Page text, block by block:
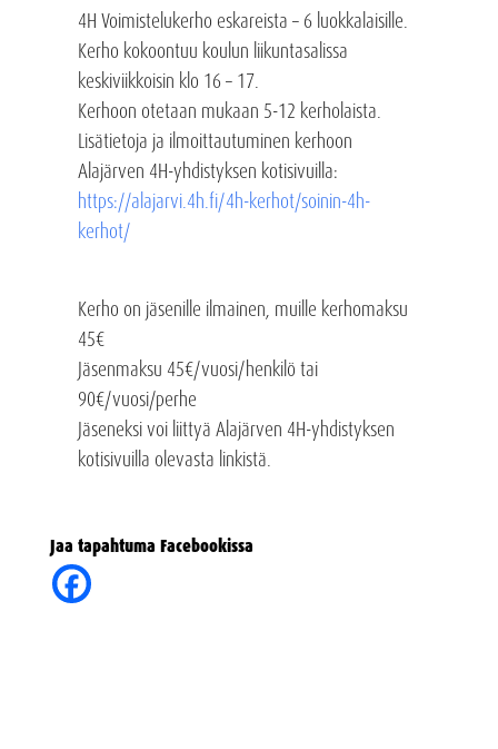
4H Voimistelukerho eskareista – 6 luokkalaisille.
Kerho kokoontuu koulun liikuntasalissa
keskiviikkoisin klo 16 – 17.
Kerhoon otetaan mukaan 5-12 kerholaista.
Lisätietoja ja ilmoittautuminen kerhoon
Alajärven 4H-yhdistyksen kotisivuilla:
https://alajarvi.4h.fi/4h-kerhot/soinin-4h-
kerhot/
Kerho on jäsenille ilmainen, muille kerhomaksu
45€
Jäsenmaksu 45€/vuosi/henkilö tai
90€/vuosi/perhe
Jäseneksi voi liittyä Alajärven 4H-yhdistyksen
kotisivuilla olevasta linkistä.
Jaa tapahtuma Facebookissa